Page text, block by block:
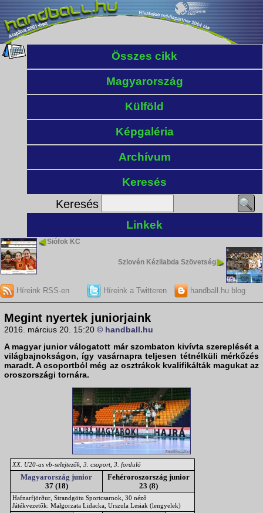
Összes cikk
Magyarország
Külföld
Képgaléria
Archívum
Keresés
Keresés
Linkek
Siófok KC
Szlovén Kézilabda Szövetség
Híreink RSS-en Híreink a Twitteren handball.hu blog
Megint nyertek juniorjaink
2016. március 20. 15:20 © handball.hu
A magyar junior válogatott már szombaton kivívta szereplését a
világbajnokságon, így vasárnapra teljesen tétnélküli mérkőzés
maradt. A csoportból még az osztrákok kvalifikálták magukat az
oroszországi tornára.
XX. U20-as vb-selejtezők, 3. csoport, 3. forduló
Magyarország junior
37 (18)
Fehéroroszország junior
23 (8)
Hafnarfjörður, Strandgötu Sportcsarnok, 30 néző
Játékvezetők: Małgorzata Lidacka, Urszula Lesiak (lengyelek)